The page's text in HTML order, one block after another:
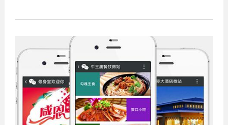
简
誉
资
集
锦
建设
序开
微信
定制
APP
开发
服务
案例
生物
医疗
培训
政府
单位
建
网
计
常
见
问